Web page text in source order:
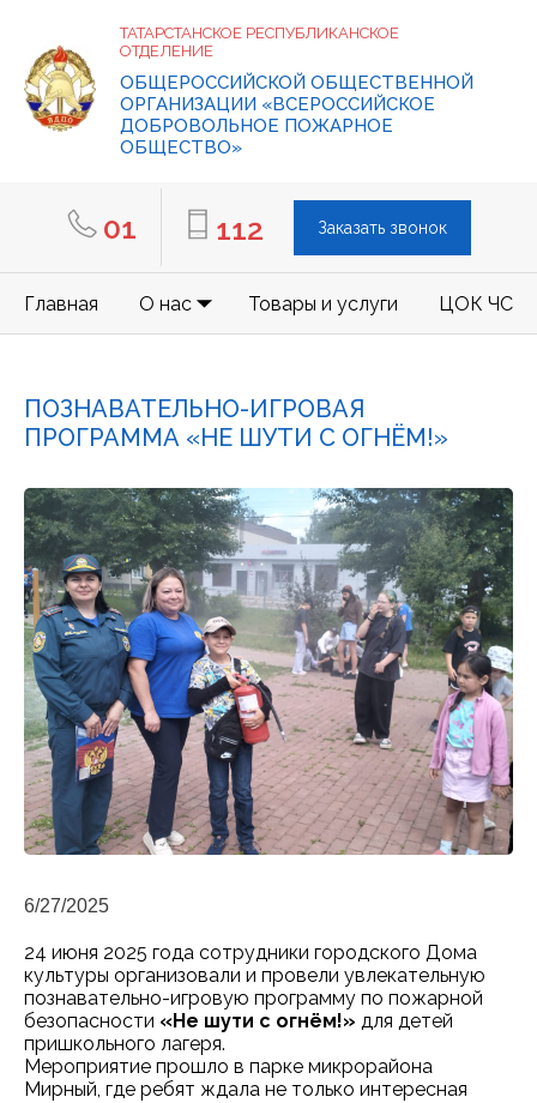
ТАТАРСТАНСКОЕ РЕСПУБЛИКАНСКОЕ
ОТДЕЛЕНИЕ
ОБЩЕРОССИЙСКОЙ ОБЩЕСТВЕННОЙ
ОРГАНИЗАЦИИ «ВСЕРОССИЙСКОЕ
ДОБРОВОЛЬНОЕ ПОЖАРНОЕ
ОБЩЕСТВО»
01 112 Заказать звонок
Главная О нас Товары и услуги ЦОК ЧС
ПОЗНАВАТЕЛЬНО-ИГРОВАЯ
ПРОГРАММА «НЕ ШУТИ С ОГНЁМ!»
6/27/2025
24 июня 2025 года сотрудники городского Дома
культуры организовали и провели увлекательную
познавательно-игровую программу по пожарной
безопасности «Не шути с огнём!» для детей
пришкольного лагеря.
Мероприятие прошло в парке микрорайона
Мирный, где ребят ждала не только интересная